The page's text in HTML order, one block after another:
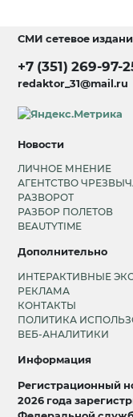
СМИ сетевое
+7 (351) 269-97-
redaktor_31@mail.ru
Новости
ЛИЧНОЕ МНЕНИЕ
АГЕНТСТВО
РАЗВОРОТ
РАЗБОР ПОЛЕТОВ
BEAUTYTIME
Дополнительно
ИНТЕРАКТИВНЫЕ
РЕКЛАМА
КОНТАКТЫ
ПОЛИТИКА
ВЕБ-АНАЛИТИКИ
Информация
Регистрационный
2026 года